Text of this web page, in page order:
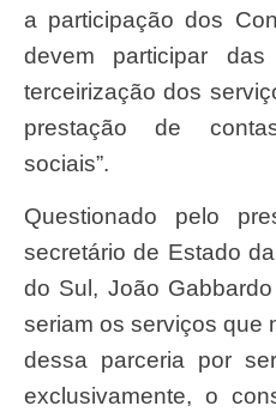
a participação dos
devem participar
terceirização dos
prestação de
sociais”.
Questionado pelo presidente do CONASS,
secretário de Estado
do Sul, João
seriam os serviços que
dessa parceria por
exclusivamente, o